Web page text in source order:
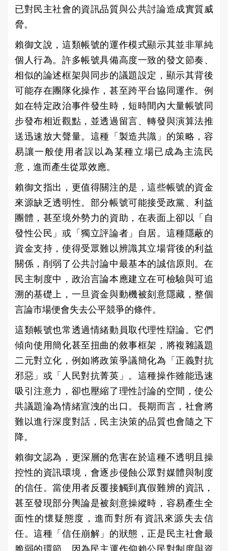
已對民主社會的資訊品質與公共討論造成實質威
脅。
賴御文說，這類帳號的運作模式顯示其並非單純
個人行為。許多帳號具備高度一致的發文節奏、
相似的論述框架與同步的議題設定，顯示其背後
可能存在團隊化操作，甚至跨平台協同運作。例
如在特定政治事件發生時，短時間內大量帳號同
步發布相近觀點，並透過留言、轉發與演算法推
送迅速放大聲量。這種「製造共識」的策略，容
易讓一般使用者誤以為某種立場已成為主流民
意，進而產生從眾效應。
賴御文指出，更值得關注的是，這些帳號的資金
來源缺乏透明性。部分帳號可能接受政黨、利益
團體，甚至境外勢力的資助，在表面上卻以「自
發性公民」或「獨立評論者」自居。這種隱蔽的
資金支持，使得受眾難以辨識其立場背後的利益
關係，削弱了公共討論中最基本的誠信原則。在
民主制度中，政治言論本應建立在可檢驗與可追
溯的基礎上，一旦資金與動機被刻意隱藏，整個
言論市場便會失去公平競爭的條件。
這類帳號也常透過情緒動員取代理性辯論。它們
傾向使用簡化甚至扭曲的敘事框架，將複雜議題
二元對立化，例如將政策爭議簡化為「正義對抗
邪惡」或「人民對抗菁英」。這種操作雖能迅速
吸引注意力，卻也壓縮了理性討論的空間，使公
共議題淪為情緒宣洩的出口。長期而言，社會將
難以進行深度對話，民主決策的品質也會隨之下
降。
賴御文認為，更深層的危害在於這種不透明且操
控性的資訊環境，會逐步侵蝕公眾對媒體與制度
的信任。當使用者反覆接觸到真假難辨的資訊，
甚至發現部分輿論是被刻意操縱時，容易產生全
面性的懷疑態度，進而對所有資訊來源失去信
任。這種「信任崩解」的狀態，正是民主社會最